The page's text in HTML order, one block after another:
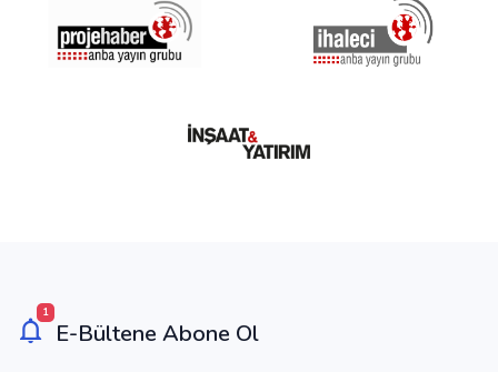
1
E-Bültene Abone Ol